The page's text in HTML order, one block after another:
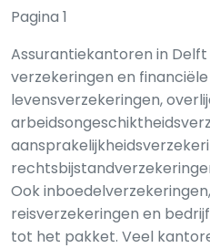
Pagina 1
Assurantiekantoren in
verzekeringen en
levensverzekeringen,
Ook
reisverzekeringen en
tot het pakket. Veel